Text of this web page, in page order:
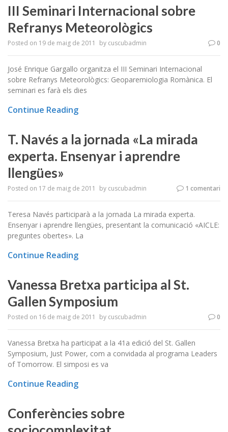
III Seminari Internacional sobre
Refranys Meteorològics
Posted on 19 de maig de 2011 by cuscubadmin 0
José Enrique Gargallo organitza el III Seminari Internacional
sobre Refranys Meteorològics: Geoparemiologia Romànica. El
seminari es farà els dies
Continue Reading
T. Navés a la jornada «La mirada
experta. Ensenyar i aprendre
llengües»
Posted on 17 de maig de 2011 by cuscubadmin 1 comentari
Teresa Navés participarà a la jornada La mirada experta.
Ensenyar i aprendre llengües, presentant la comunicació «AICLE:
preguntes obertes». La
Continue Reading
Vanessa Bretxa participa al St.
Gallen Symposium
Posted on 16 de maig de 2011 by cuscubadmin 0
Vanessa Bretxa ha participat a la 41a edició del St. Gallen
Symposium, Just Power, com a convidada al programa Leaders
of Tomorrow. El simposi es va
Continue Reading
Conferències sobre